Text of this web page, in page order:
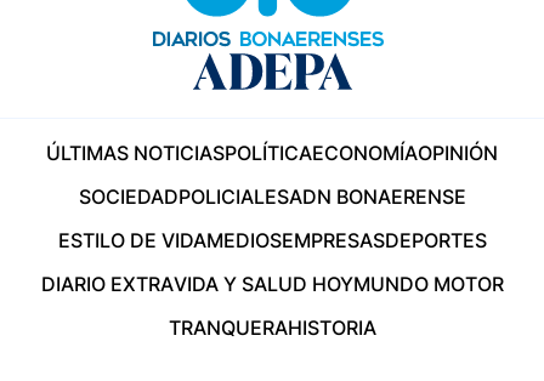
ÚLTIMAS NOTICIASPOLÍTICAECONOMÍAOPINIÓN
SOCIEDADPOLICIALESADN BONAERENSE
ESTILO DE VIDAMEDIOSEMPRESASDEPORTES
DIARIO EXTRAVIDA Y SALUD HOYMUNDO MOTOR
TRANQUERAHISTORIA